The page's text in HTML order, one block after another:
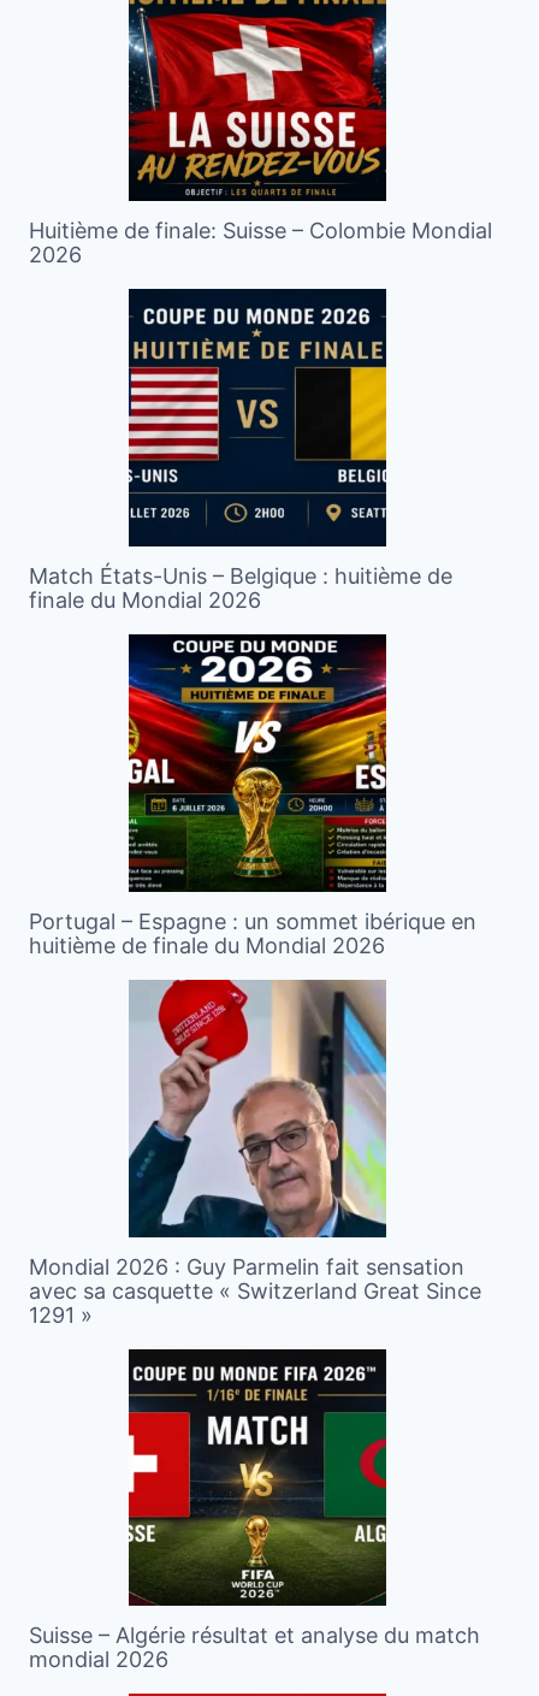
Huitième de finale: Suisse – Colombie Mondial
2026
Match États-Unis – Belgique : huitième de
finale du Mondial 2026
Portugal – Espagne : un sommet ibérique en
huitième de finale du Mondial 2026
Mondial 2026 : Guy Parmelin fait sensation
avec sa casquette « Switzerland Great Since
1291 »
Suisse – Algérie résultat et analyse du match
mondial 2026